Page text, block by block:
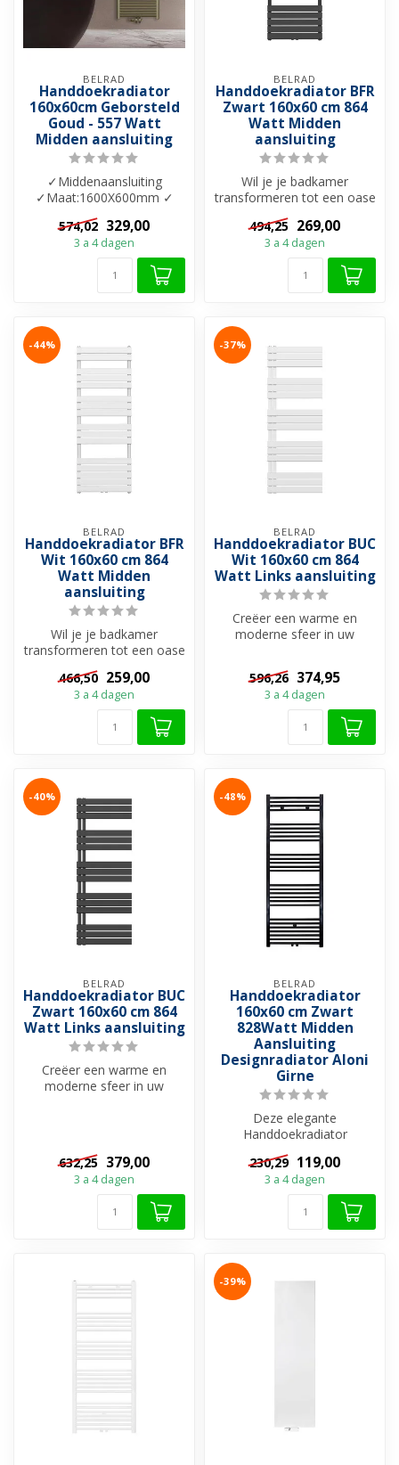
BELRAD
Handdoekradiator
160x60cm Geborsteld
Goud - 557 Watt
Midden aansluiting
✓Middenaansluiting
✓Maat:1600X600mm ✓
Kleuren:GEBORSTELD
GOUD ✓ Vermogen: 557
W...
574,02 329,00
3 a 4 dagen
BELRAD
Handdoekradiator BFR
Zwart 160x60 cm 864
Watt Midden
aansluiting
Wil je je badkamer
transformeren tot een oase
van comfort en stijl? Kies
dan voo...
494,25 269,00
3 a 4 dagen
-44%
BELRAD
Handdoekradiator BFR
Wit 160x60 cm 864
Watt Midden
aansluiting
Wil je je badkamer
transformeren tot een oase
dan voo...
466,50 259,00
3 a 4 dagen
-37%
BELRAD
Handdoekradiator BUC
Wit 160x60 cm 864
Watt Links aansluiting
Creëer een warme en
moderne sfeer in uw
596,26 374,95
3 a 4 dagen
-40%
BELRAD
Handdoekradiator BUC
Zwart 160x60 cm 864
Watt Links aansluiting
Creëer een warme en
moderne sfeer in uw
632,25 379,00
3 a 4 dagen
-48%
BELRAD
Handdoekradiator
160x60 cm Zwart
828Watt Midden
Aansluiting
Designradiator Aloni
Girne
Deze elegante
Handdoekradiator
160x60cm Zwart 828Watt
Midden Aansluiting van
het...
230,29 119,00
3 a 4 dagen
-39%